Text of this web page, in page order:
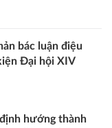
bác luận điệu
Đại hội XIV
hướng thành